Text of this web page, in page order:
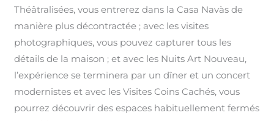
Théâtralisées, vous entrerez dans la Casa Navàs de
manière plus décontractée ; avec les visites
photographiques, vous pouvez capturer tous les
détails de la maison ; et avec les Nuits Art Nouveau,
l’expérience se terminera par un dîner et un concert
modernistes et avec les Visites Coins Cachés, vous
pourrez découvrir des espaces habituellement fermés